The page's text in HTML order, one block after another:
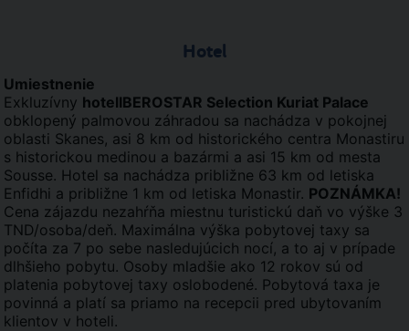
Hotel
Umiestnenie
Exkluzívny hotelIBEROSTAR Selection Kuriat Palace
obklopený palmovou záhradou sa nachádza v pokojnej
oblasti Skanes, asi 8 km od historického centra Monastiru
s historickou medinou a bazármi a asi 15 km od mesta
Sousse. Hotel sa nachádza približne 63 km od letiska
Enfidhi a približne 1 km od letiska Monastir. POZNÁMKA!
Cena zájazdu nezahŕňa miestnu turistickú daň vo výške 3
TND/osoba/deň. Maximálna výška pobytovej taxy sa
počíta za 7 po sebe nasledujúcich nocí, a to aj v prípade
dlhšieho pobytu. Osoby mladšie ako 12 rokov sú od
platenia pobytovej taxy oslobodené. Pobytová taxa je
povinná a platí sa priamo na recepcii pred ubytovaním
klientov v hoteli.